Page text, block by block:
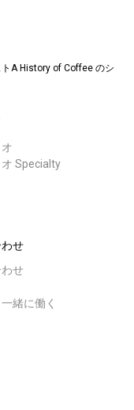
A History of Coffee のシ
Specialty
せ
せ
緒に働く